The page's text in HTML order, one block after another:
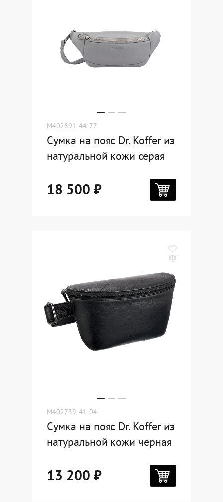
M402891-44-77
Сумка на пояс Dr. Koffer из
натуральной кожи серая
18 500 ₽
M402739-41-04
Сумка на пояс Dr. Koffer из
натуральной кожи черная
13 200 ₽